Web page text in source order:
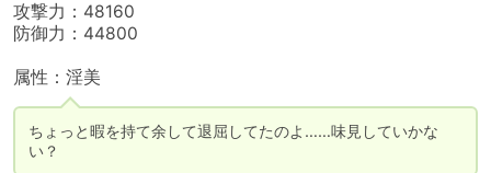
攻撃力：48160
防御力：44800
属性：淫美
ちょっと暇を持て余して退屈してたのよ……味見していかな
い？